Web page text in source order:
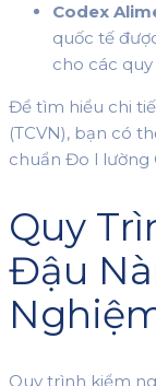
Codex
quốc tế
cho các
Để tìm hiểu chi
(TCVN), bạn có
chuẩn Đo l lường
Quy
Đậu
Quy trình kiểm